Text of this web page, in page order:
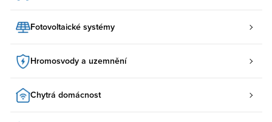
Fotovoltaické systémy
Hromosvody a uzemnění
Chytrá domácnost